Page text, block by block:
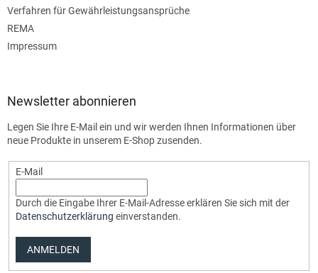
Verfahren für Gewährleistungsansprüche
REMA
Impressum
Newsletter abonnieren
Legen Sie Ihre E-Mail ein und wir werden Ihnen Informationen über
neue Produkte in unserem E-Shop zusenden.
E-Mail
Durch die Eingabe Ihrer E-Mail-Adresse erklären Sie sich mit der
Datenschutzerklärung einverstanden.
ANMELDEN